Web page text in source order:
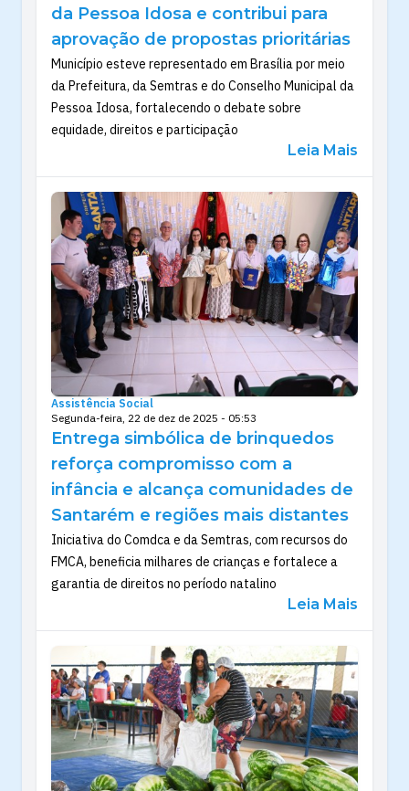
da Pessoa Idosa e contribui para
aprovação de propostas prioritárias
Município esteve representado em Brasília por meio
da Prefeitura, da Semtras e do Conselho Municipal da
Pessoa Idosa, fortalecendo o debate sobre
equidade, direitos e participação
Leia Mais
Assistência Social
Segunda-feira, 22 de dez de 2025 - 05:53
Entrega simbólica de brinquedos
reforça compromisso com a
infância e alcança comunidades de
Santarém e regiões mais distantes
Iniciativa do Comdca e da Semtras, com recursos do
FMCA, beneficia milhares de crianças e fortalece a
garantia de direitos no período natalino
Leia Mais